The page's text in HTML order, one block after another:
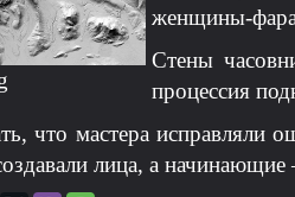
женщины-
Стены
процессия
что мастера исправляли
лица, а начинающие